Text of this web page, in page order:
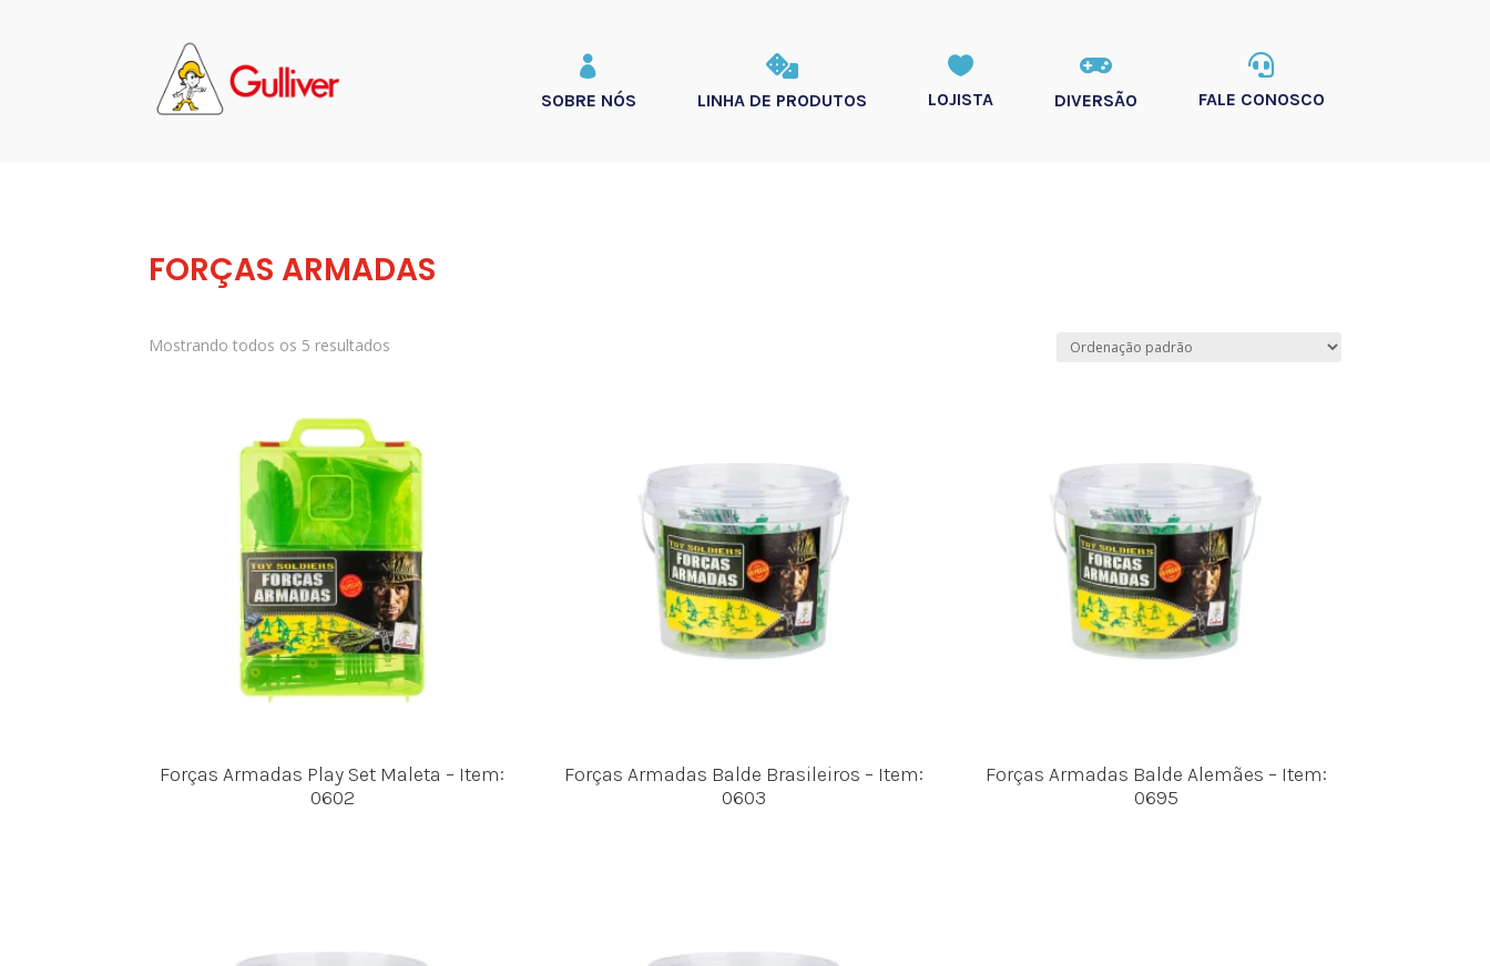

SOBRE NÓS

LINHA DE PRODUTOS

LOJISTA

DIVERSÃO

FALE CONOSCO
FORÇAS ARMADAS
Mostrando todos os 5 resultados
Forças Armadas Play Set Maleta – Item:
0602
Forças Armadas Balde Brasileiros – Item:
0603
Forças Armadas Balde Alemães – Item:
0695